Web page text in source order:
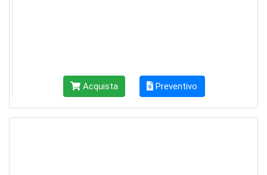
Acquista Preventivo